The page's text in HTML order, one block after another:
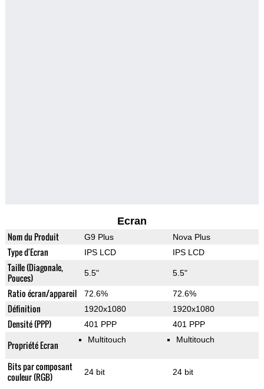
Ecran
Nom du Produit G9 Plus Nova Plus
Type d'Ecran IPS LCD IPS LCD
Taille (Diagonale,
Pouces)
5.5" 5.5"
Ratio écran/appareil 72.6% 72.6%
Définition 1920x1080 1920x1080
Densité (PPP) 401 PPP 401 PPP
Propriété Ecran Multitouch Multitouch
Bits par composant
couleur (RGB)
24 bit 24 bit